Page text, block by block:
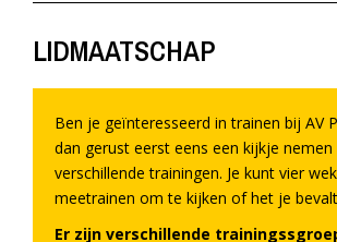
LIDMAATSCHAP
Ben je geïnteresseerd in trainen bij AV
dan gerust eerst eens een kijkje nemen
verschillende trainingen. Je kunt vier
meetrainen om te kijken of het je
Er zijn verschillende